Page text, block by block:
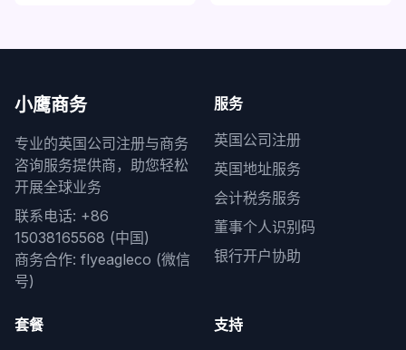
小鹰商务
专业的英国公司注册与商务
咨询服务提供商，助您轻松
开展全球业务
联系电话: +86
15038165568 (中国)
商务合作: flyeagleco (微信
号)
服务
英国公司注册
英国地址服务
会计税务服务
董事个人识别码
银行开户协助
套餐
支持